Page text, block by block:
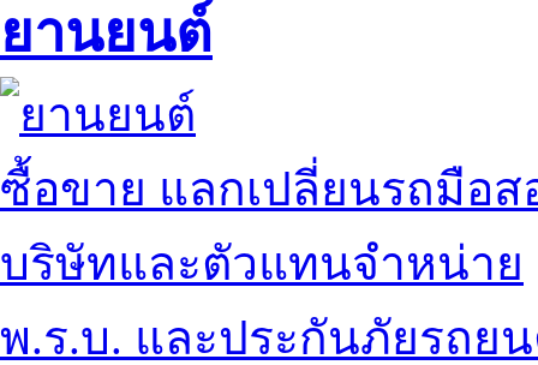
ยานยนต์
ซื้อขาย แลกเปลี่ยนรถมือส
บริษัทและตัวแทนจำหน่าย
พ.ร.บ. และประกันภัยรถย